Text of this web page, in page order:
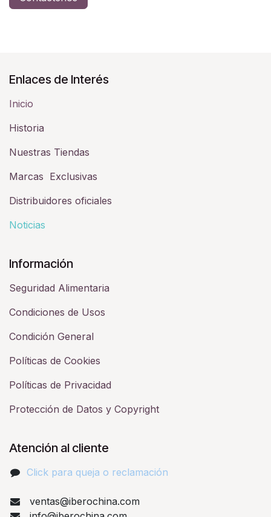
Enlaces de Interés
Inicio
Historia​
Nuestras Tiendas
Marcas Exclusivas
Distribuidores oficiales
Noticias
Información
Seguridad Alimentaria
Condiciones de Usos
Condición General
Políticas de Cookies
Políticas de Privacidad
Protección de Datos y Copyright
Atención al cliente
Click para queja o reclamación​
ventas@iberochina.com